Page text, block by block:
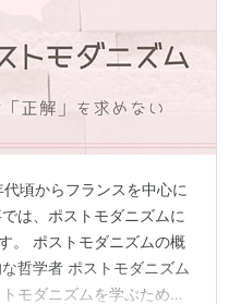
頃からフランスを中心に
は、ポストモダニズムに
。 ポストモダニズムの概
哲学者 ポストモダニズム
モダニズムを学ぶための